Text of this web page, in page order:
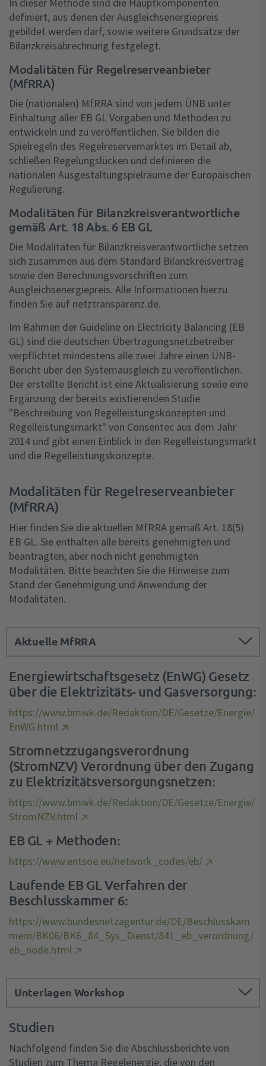
definiert, aus denen der Ausgleichsenergiepreis
gebildet werden darf, sowie weitere Grundsätze der
Bilanzkreisabrechnung festgelegt.
Modalitäten für Regelreserveanbieter
(MfRRA)
Die (nationalen) MfRRA sind von jedem ÜNB unter
Einhaltung aller EB GL Vorgaben und Methoden zu
entwickeln und zu veröffentlichen. Sie bilden die
Spielregeln des Regelreservemarktes im Detail ab,
schließen Regelungslücken und definieren die
nationalen Ausgestaltungspielräume der Europäischen
Regulierung.
Modalitäten für Bilanzkreisverantwortliche
gemäß Art. 18 Abs. 6 EB GL
Die Modalitäten für Bilanzkreisverantwortliche setzen
sich zusammen aus dem Standard Bilanzkreisvertrag
sowie den Berechnungsvorschriften zum
Ausgleichsenergiepreis. Alle Informationen hierzu
finden Sie auf netztransparenz.de.
Im Rahmen der Guideline on Electricity Balancing (EB
GL) sind die deutschen Übertragungsnetzbetreiber
verpflichtet mindestens alle zwei Jahre einen ÜNB-
Bericht über den Systemausgleich zu veröffentlichen.
Der erstellte Bericht ist eine Aktualisierung sowie eine
Ergänzung der bereits existierenden Studie
"Beschreibung von Regelleistungskonzepten und
Regelleistungsmarkt" von Consentec aus dem Jahr
2014 und gibt einen Einblick in den Regelleistungsmarkt
und die Regelleistungskonzepte.
Modalitäten für Regelreserveanbieter
(MfRRA)
Hier finden Sie die aktuellen MfRRA gemäß Art. 18(5)
EB GL. Sie enthalten alle bereits genehmigten und
beantragten, aber noch nicht genehmigten
Modalitäten. Bitte beachten Sie die Hinweise zum
Stand der Genehmigung und Anwendung der
Modalitäten.
Aktuelle MfRRA
Download .PDF (310,09 KB)
1 MFRRA ANHANG B.PDF
Download .PDF (794,41 KB)
1 MFRRA LESEFASSUNG ZIELMARKTDESIGN
(MIT VERGABEFRIST).PDF
Download .PDF (1,68 MB)
2 MFRRA STAND 22.06.2022 MIT
Download .PDF (1,66 MB)
MARKIERUNGEN.PDF
Download .PDF (1,18 MB)
3 MFRRA STAND 02.11.2020.PDF
Download .PDF (1,21 MB)
Download .PDF (973,16 KB)
ACER BESCHLÜSSE.ZIP
Download .ZIP (11,21 MB)
Energiewirtschaftsgesetz (EnWG) Gesetz
über die Elektrizitäts- und Gasversorgung:
https://www.bmwk.de/Redaktion/DE/Gesetze/Energie/
EnWG.html
Stromnetzzugangsverordnung
(StromNZV) Verordnung über den Zugang
zu Elektrizitätsversorgungsnetzen:
https://www.bmwk.de/Redaktion/DE/Gesetze/Energie/
StromNZV.html
EB GL + Methoden:
https://www.entsoe.eu/network_codes/eb/
Laufende EB GL Verfahren der
Beschlusskammer 6:
https://www.bundesnetzagentur.de/DE/Beschlusskam
mern/BK06/BK6_84_Sys_Dienst/841_eb_verordnung/
eb_node.html
Unterlagen Workshop
Download .PDF (1,47 MB)
20210505 STAKEHOLDER WS VORTRÄGE.PDF
Studien
Nachfolgend finden Sie die Abschlussberichte von
Studien zum Thema Regelenergie, die von den